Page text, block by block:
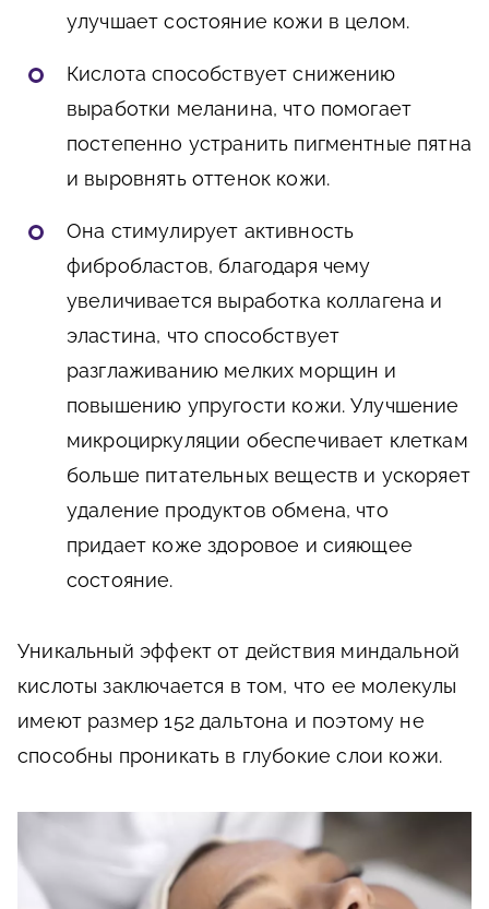
улучшает состояние кожи в целом.
Кислота способствует снижению
выработки меланина, что помогает
постепенно устранить пигментные пятна
и выровнять оттенок кожи.
Она стимулирует активность
фибробластов, благодаря чему
увеличивается выработка коллагена и
эластина, что способствует
разглаживанию мелких морщин и
повышению упругости кожи. Улучшение
микроциркуляции обеспечивает клеткам
больше питательных веществ и ускоряет
удаление продуктов обмена, что
придает коже здоровое и сияющее
состояние.
Уникальный эффект от действия миндальной
кислоты заключается в том, что ее молекулы
имеют размер 152 дальтона и поэтому не
способны проникать в глубокие слои кожи.